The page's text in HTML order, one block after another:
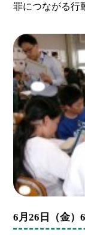
罪につながる行
6月26日（金